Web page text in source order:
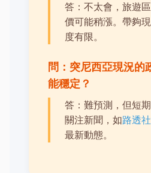
答：不太會，旅遊
價可能稍漲。帶夠
度有限。
問：突尼西亞現況的
能穩定？
答：難預測，但短
關注新聞，如路透
最新動態。